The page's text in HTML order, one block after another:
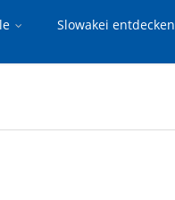
Slowakei entdecken